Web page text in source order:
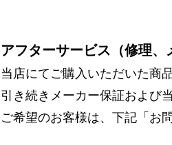
アフターサービス（修理
当店にてご購入いただいた商
引き続きメーカー保証および
ご希望のお客様は、下記「お